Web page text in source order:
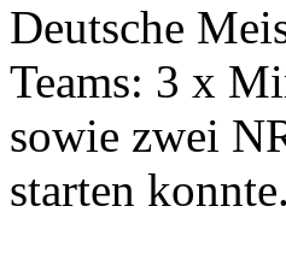
Deutsche
Teams: 3 x
sowie zwei
starten konnte.